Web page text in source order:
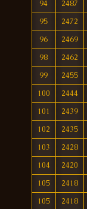
94
2487
95
2472
96
2469
98
2462
99
2455
100
2444
101
2439
102
2435
103
2428
104
2420
105
2418
105
2418